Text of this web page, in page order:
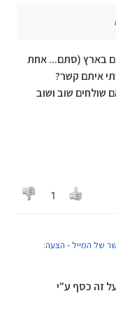
ספר טלפונים של
בארץ (סתם... אחת
איתם קשר?
שוב ושוב
1
של המייל - הצעה:
טלפונים של מיילים
זה כסף ע"י